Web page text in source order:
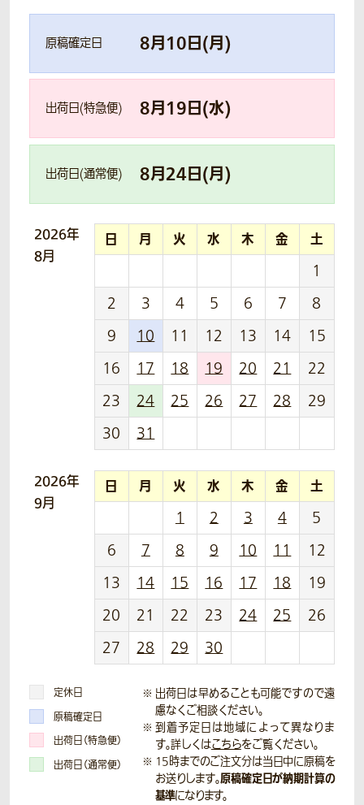
原稿確定日 8月10日(月)
出荷日(特急便) 8月19日(水)
出荷日(通常便) 8月24日(月)
2026年
8月
日 月 火 水 木 金 土
1
2
3 4 5 6 7
8
9
10 11 12 13 14
15
16
17 18 19 20 21
22
23
24 25 26 27 28
29
30
31
2026年
9月
日 月 火 水 木 金 土
1 2 3 4
5
6
7 8 9 10 11
12
13
14 15 16 17 18
19
20
21 22 23 24 25
26
27
28 29 30
定休日
原稿確定日
出荷日（特急便）
出荷日（通常便）
出荷日は早めることも可能ですので遠
慮なくご相談ください。
到着予定日は地域によって異なりま
す。詳しくはこちらをご覧ください。
15時までのご注文分は当日中に原稿を
お送りします。原稿確定日が納期計算の
基準になります。